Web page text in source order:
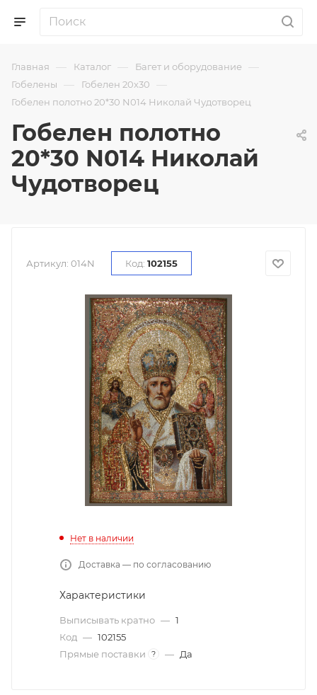
Главная — Каталог — Багет и оборудование —
Гобелены — Гобелен 20х30 —
Гобелен полотно 20*30 N014 Николай Чудотворец
Гобелен полотно
20*30 N014 Николай
Чудотворец
Артикул: 014N Код: 102155
Нет в наличии
Доставка — по согласованию
Характеристики
Выписывать кратно — 1
Код — 102155
Прямые поставки
? — Да